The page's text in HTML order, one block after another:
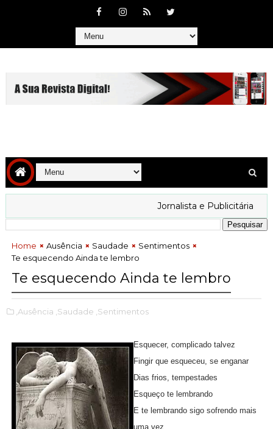
Jornalista e Publicitária
Home Ausência Saudade
Sentimentos
Te esquecendo Ainda te lembro
Te esquecendo Ainda te lembro
,Ausência ,Saudade ,Sentimentos
Esquecer, complicado talvez
Fingir que esqueceu, se enganar
Dias frios, tempestades
Esqueço te lembrando
E te lembrando sigo sofrendo mais
uma vez